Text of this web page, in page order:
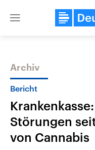
Close
Themen
Archiv
Bericht
Störungen
von Cannabis